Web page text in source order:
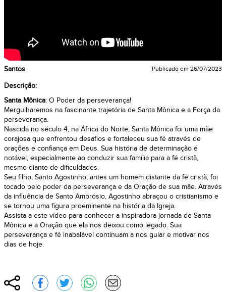
Santos Publicado em 26/07/2023
Descrição:
Santa Mônica: O Poder da perseverança!
Mergulharemos na fascinante trajetória de Santa Mônica e a Força da
perseverança.
Nascida no século 4, na África do Norte, Santa Mônica foi uma mãe
corajosa que enfrentou desafios e fortaleceu sua fé através de
orações e confiança em Deus. Sua história de determinação é
notável, especialmente ao conduzir sua família para a fé cristã,
mesmo diante de dificuldades.
Seu filho, Santo Agostinho, antes um homem distante da fé cristã, foi
tocado pelo poder da perseverança e da Oração de sua mãe. Através
da influência de Santo Ambrósio, Agostinho abraçou o cristianismo e
se tornou uma figura proeminente na história da Igreja.
Assista a este vídeo para conhecer a inspiradora jornada de Santa
Mônica e a Oração que ela nos deixou como legado. Sua
perseverança e fé inabalável continuam a nos guiar e motivar nos
dias de hoje.
Compartilhar
Compartilhar no Facebook
Compartilhar no Twitter
Compartilhar no WhatsApp
Enviar por e-mail